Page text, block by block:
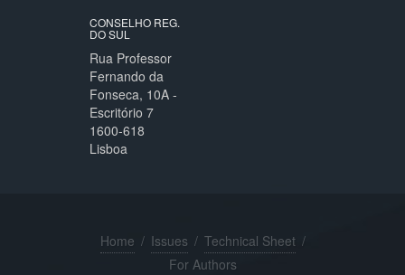
CONSELHO REG.
DO SUL
Rua Professor
Fernando da
Fonseca, 10A -
Escritório 7
1600-618
Lisboa
Home / Issues / Technical Sheet /
For Authors